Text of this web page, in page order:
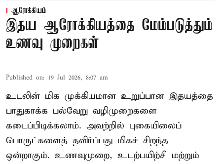
ஆரோக்கியம்
இதய ஆரோக்கியத்தை மேம்படுத்தும்
உணவு முறைகள்
Published on: 19 Jul 2026, 8:07 am
உடலின் மிக முக்கியமான உறுப்பான இதயத்தை
பாதுகாக்க பல்வேறு வழிமுறைகளை
கடைப்பிடிக்கலாம். அவற்றில் புகையிலைப்
பொருட்களைத் தவிர்ப்பது மிகச் சிறந்த
ஒன்றாகும். உணவுமுறை, உடற்பயிற்சி மற்றும்